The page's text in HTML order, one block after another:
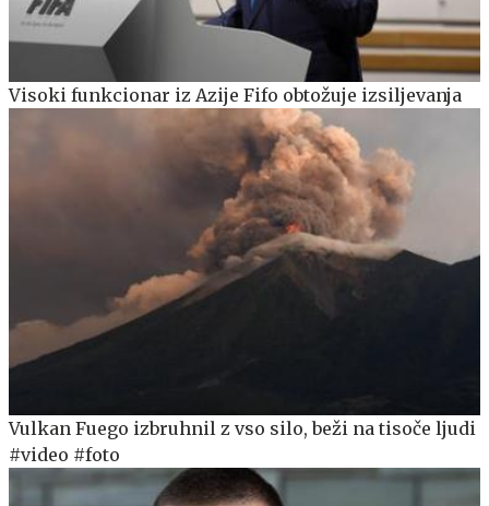
Visoki funkcionar iz Azije Fifo obtožuje izsiljevanja
Vulkan Fuego izbruhnil z vso silo, beži na tisoče ljudi
#video #foto